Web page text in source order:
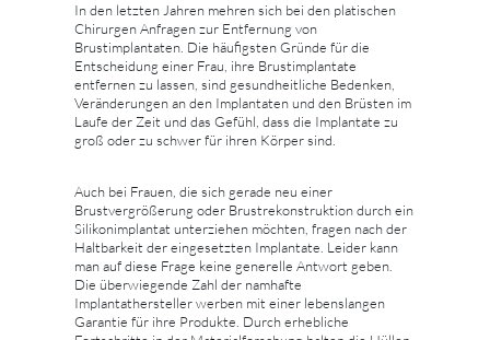
In den letzten Jahren mehren sich bei den platischen
Chirurgen Anfragen zur Entfernung von
Brustimplantaten. Die häufigsten Gründe für die
Entscheidung einer Frau, ihre Brustimplantate
entfernen zu lassen, sind gesundheitliche Bedenken,
Veränderungen an den Implantaten und den Brüsten im
Laufe der Zeit und das Gefühl, dass die Implantate zu
groß oder zu schwer für ihren Körper sind.
Auch bei Frauen, die sich gerade neu einer
Brustvergrößerung oder Brustrekonstruktion durch ein
Silikonimplantat unterziehen möchten, fragen nach der
Haltbarkeit der eingesetzten Implantate. Leider kann
man auf diese Frage keine generelle Antwort geben.
Die überwiegende Zahl der namhafte
Implantathersteller werben mit einer lebenslangen
Garantie für ihre Produkte. Durch erhebliche